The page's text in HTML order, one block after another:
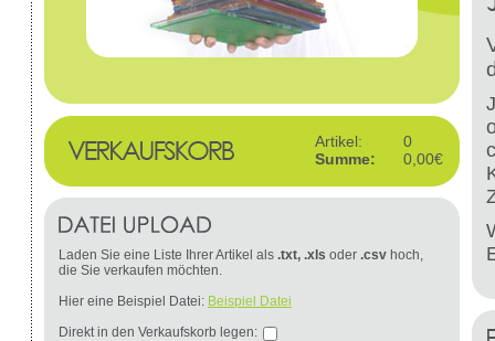
Artikel:
0
Summe:
0,00€
Laden Sie eine Liste Ihrer Artikel als .txt, .xls oder .csv hoch,
die Sie verkaufen möchten.
Hier eine Beispiel Datei: Beispiel Datei
Direkt in den Verkaufskorb legen: